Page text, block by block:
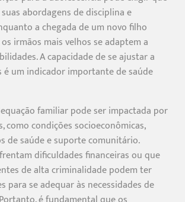
abordagens de disciplina e
a chegada de um novo filho
irmãos mais velhos se adaptem a
A capacidade de se ajustar a
é um indicador importante de saúde
familiar pode ser impactada por
como condições socioeconômicas,
de saúde e suporte comunitário.
dificuldades financeiras ou que
de alta criminalidade podem ter
para se adequar às necessidades de